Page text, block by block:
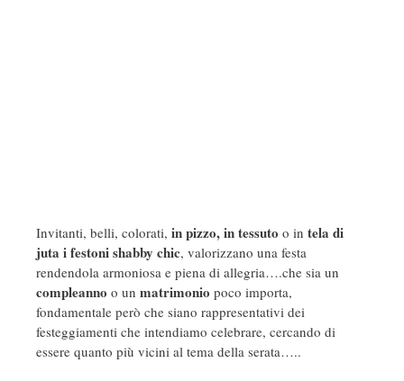
Invitanti, belli, colorati, in pizzo,in tessuto o in tela di
juta i festoni shabby chic, valorizzano una festa
rendendola armoniosa e piena di allegria….che sia un
compleanno o un matrimonio poco importa,
fondamentale però che siano rappresentativi dei
festeggiamenti che intendiamo celebrare, cercando di
essere quanto più vicini al tema della serata…..